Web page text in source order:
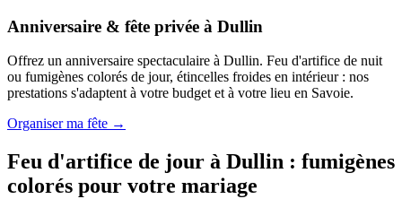
Anniversaire & fête privée à Dullin
Offrez un anniversaire spectaculaire à Dullin. Feu d'artifice de nuit
ou fumigènes colorés de jour, étincelles froides en intérieur : nos
prestations s'adaptent à votre budget et à votre lieu en Savoie.
Organiser ma fête →
Feu d'artifice de jour à Dullin : fumigènes
colorés pour votre mariage